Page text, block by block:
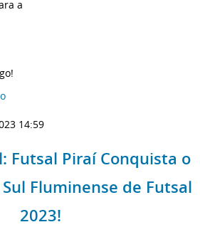
a
14:59
Futsal Piraí Conquista o
Fluminense de Futsal
2023!